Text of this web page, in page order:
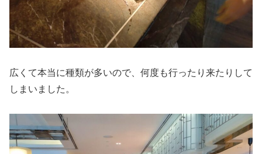
広くて本当に種類が多いので、何度も行ったり来たりして
しまいました。